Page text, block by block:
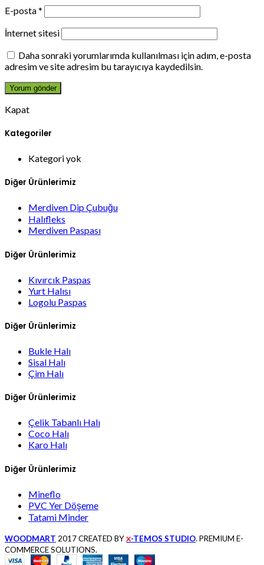
E-posta*
İnternet sitesi
Daha sonraki yorumlarımda kullanılması için adım, e-posta
adresim ve site adresim bu tarayıcıya kaydedilsin.
Kapat
Kategoriler
Kategori yok
Diğer Ürünlerimiz
Merdiven Dip Çubuğu
Halıfleks
Merdiven Paspası
Diğer Ürünlerimiz
Kıvırcık Paspas
Yurt Halısı
Logolu Paspas
Diğer Ürünlerimiz
Bukle Halı
Sisal Halı
Çim Halı
Diğer Ürünlerimiz
Çelik Tabanlı Halı
Coco Halı
Karo Halı
Diğer Ürünlerimiz
Mineflo
PVC Yer Döşeme
Tatami Minder
WOODMART 2017 CREATED BY X-TEMOS STUDIO. PREMIUM E-
COMMERCE SOLUTIONS.